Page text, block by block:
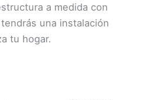
a medida con
una instalación
tu hogar.